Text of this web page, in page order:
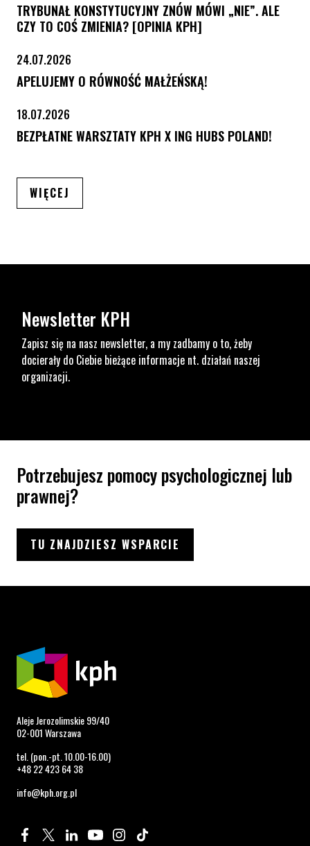
TRYBUNAŁ KONSTYTUCYJNY ZNÓW MÓWI „NIE”. ALE
CZY TO COŚ ZMIENIA? [OPINIA KPH]
24.07.2026
APELUJEMY O RÓWNOŚĆ MAŁŻEŃSKĄ!
18.07.2026
BEZPŁATNE WARSZTATY KPH X ING HUBS POLAND!
WIĘCEJ
Newsletter KPH
Zapisz się na nasz newsletter, a my zadbamy o to, żeby
docierały do Ciebie bieżące informacje nt. działań naszej
organizacji.
Potrzebujesz pomocy psychologicznej lub
prawnej?
TU ZNAJDZIESZ WSPARCIE
Aleje Jerozolimskie 99/40
02-001 Warszawa
tel. (pon.-pt. 10.00-16.00)
+48 22 423 64 38
info@kph.org.pl
Profil na Facebook. Strona otwiera się w nowym oknie.
Profil na Twitter. Strona otwiera się w nowym oknie.
Profil na LinkedIn. Strona otwiera się w nowym oknie.
Profil na YouTube. Strona otwiera się w nowym
Profil na Instagram. Strona otwiera się